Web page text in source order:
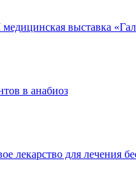
выставка
в анабиоз
лекарство для лечения